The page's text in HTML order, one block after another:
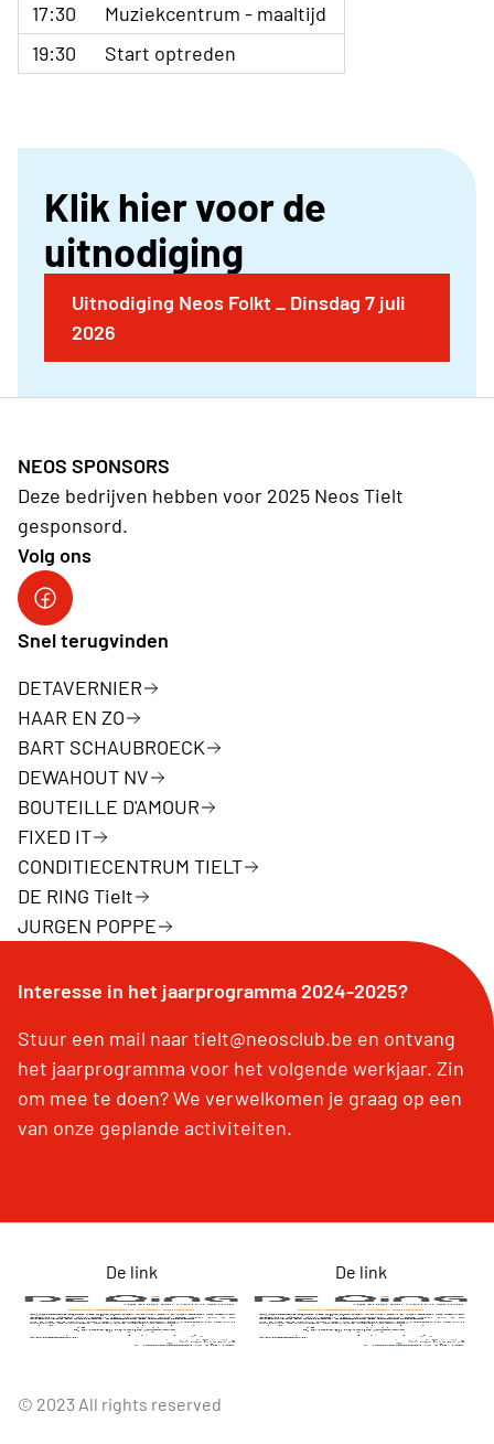
17:30
Muziekcentrum - maaltijd
19:30
Start optreden
Klik hier voor de
uitnodiging
Uitnodiging Neos Folkt _ Dinsdag 7 juli
2026
NEOS SPONSORS
Deze bedrijven hebben voor 2025 Neos Tielt
gesponsord.
Volg ons
Facebookpagina Neos Tielt
Snel terugvinden
DETAVERNIER
HAAR EN ZO
BART SCHAUBROECK
DEWAHOUT NV
BOUTEILLE D'AMOUR
FIXED IT
CONDITIECENTRUM TIELT
DE RING Tielt
JURGEN POPPE
Interesse in het jaarprogramma 2024-2025?
Stuur een mail naar tielt@neosclub.be en ontvang
het jaarprogramma voor het volgende werkjaar. Zin
om mee te doen? We verwelkomen je graag op een
van onze geplande activiteiten.
De link De link
© 2023 All rights reserved